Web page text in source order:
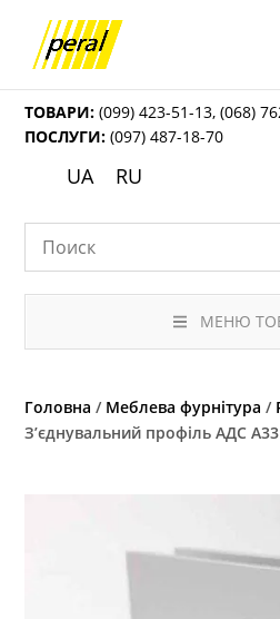
ТОВАРИ: (099) 423-51-13,(068)
ПОСЛУГИ: (097) 487-18-70
UA RU
МЕНЮ
Головна / Меблева фурнітура /
З’єднувальний профіль АДС